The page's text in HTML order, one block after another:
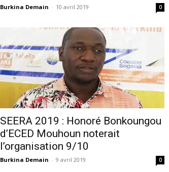
Burkina Demain - 10 avril 2019 0
SEERA 2019 : Honoré Bonkoungou
d’ECED Mouhoun noterait
l’organisation 9/10
Burkina Demain - 9 avril 2019 0